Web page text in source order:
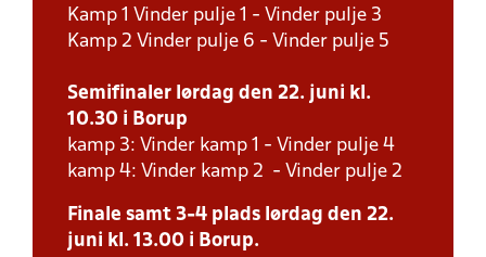
Kamp 1 Vinder pulje 1 - Vinder pulje 3
Kamp 2 Vinder pulje 6 - Vinder pulje 5
Semifinaler lørdag den 22. juni kl.
10.30 i Borup
kamp 3: Vinder kamp 1 - Vinder pulje 4
kamp 4: Vinder kamp 2 - Vinder pulje 2
Finale samt 3-4 plads lørdag den 22.
juni kl. 13.00 i Borup.